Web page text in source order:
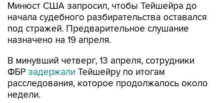
Минюст США запросил, чтобы Тейшейра до
начала судебного разбирательства оставался
под стражей. Предварительное слушание
назначено на 19 апреля.
В минувший четверг, 13 апреля, сотрудники
ФБР задержали Тейшейру по итогам
расследования, которое продолжалось около
недели.